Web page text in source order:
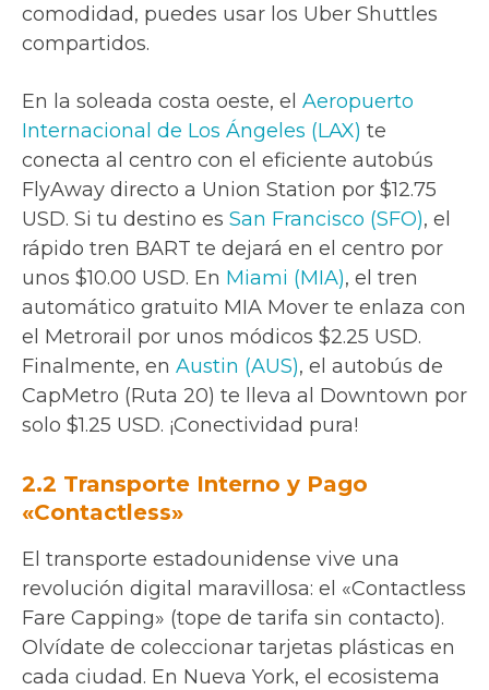
comodidad, puedes usar los Uber Shuttles
compartidos.
En la soleada costa oeste, el Aeropuerto
Internacional de Los Ángeles (LAX) te
conecta al centro con el eficiente autobús
FlyAway directo a Union Station por $12.75
USD. Si tu destino es San Francisco (SFO), el
rápido tren BART te dejará en el centro por
unos $10.00 USD. En Miami (MIA), el tren
automático gratuito MIA Mover te enlaza con
el Metrorail por unos módicos $2.25 USD.
Finalmente, en Austin (AUS), el autobús de
CapMetro (Ruta 20) te lleva al Downtown por
solo $1.25 USD. ¡Conectividad pura!
2.2 Transporte Interno y Pago
«Contactless»
El transporte estadounidense vive una
revolución digital maravillosa: el «Contactless
Fare Capping» (tope de tarifa sin contacto).
Olvídate de coleccionar tarjetas plásticas en
cada ciudad. En Nueva York, el ecosistema